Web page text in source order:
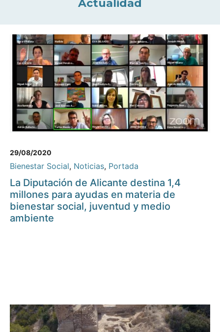
Actualidad
29/08/2020
Bienestar Social, Noticias, Portada
La Diputación de Alicante destina 1,4
millones para ayudas en materia de
bienestar social, juventud y medio
ambiente